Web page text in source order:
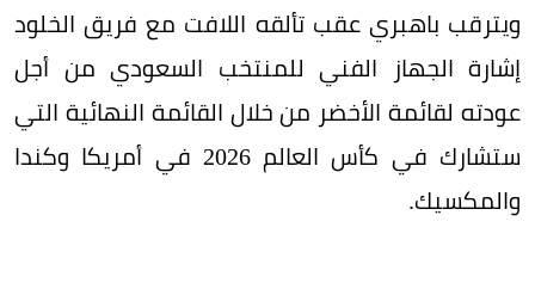
ويترقب باهبري عقب تألقه اللافت مع فريق الخلود
إشارة الجهاز الفني للمنتخب السعودي من أجل
عودته لقائمة الأخضر من خلال القائمة النهائية التي
ستشارك في كأس العالم 2026 في أمريكا وكندا
والمكسيك.